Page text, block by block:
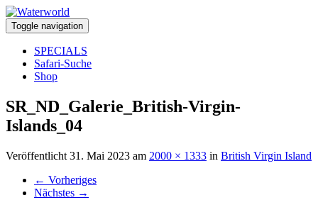
Toggle navigation
SPECIALS
Safari-Suche
Shop
SR_ND_Galerie_British-Virgin-
Islands_04
Veröffentlicht 31. Mai 2023 am 2000 × 1333 in British Virgin Island
← Vorheriges
Nächstes →